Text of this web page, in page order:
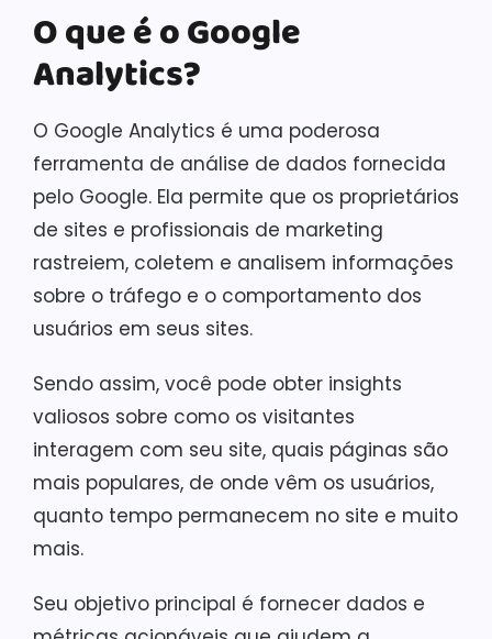
O que é o Google
Analytics?
O Google Analytics é uma poderosa
ferramenta de análise de dados fornecida
pelo Google. Ela permite que os proprietários
de sites e profissionais de marketing
rastreiem, coletem e analisem informações
sobre o tráfego e o comportamento dos
usuários em seus sites.
Sendo assim, você pode obter insights
valiosos sobre como os visitantes
interagem com seu site, quais páginas são
mais populares, de onde vêm os usuários,
quanto tempo permanecem no site e muito
mais.
Seu objetivo principal é fornecer dados e